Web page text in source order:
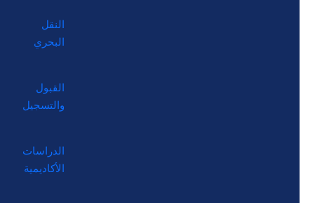
النقل
البحري
القبول
والتسجيل
الدراسات
الأكاديمية